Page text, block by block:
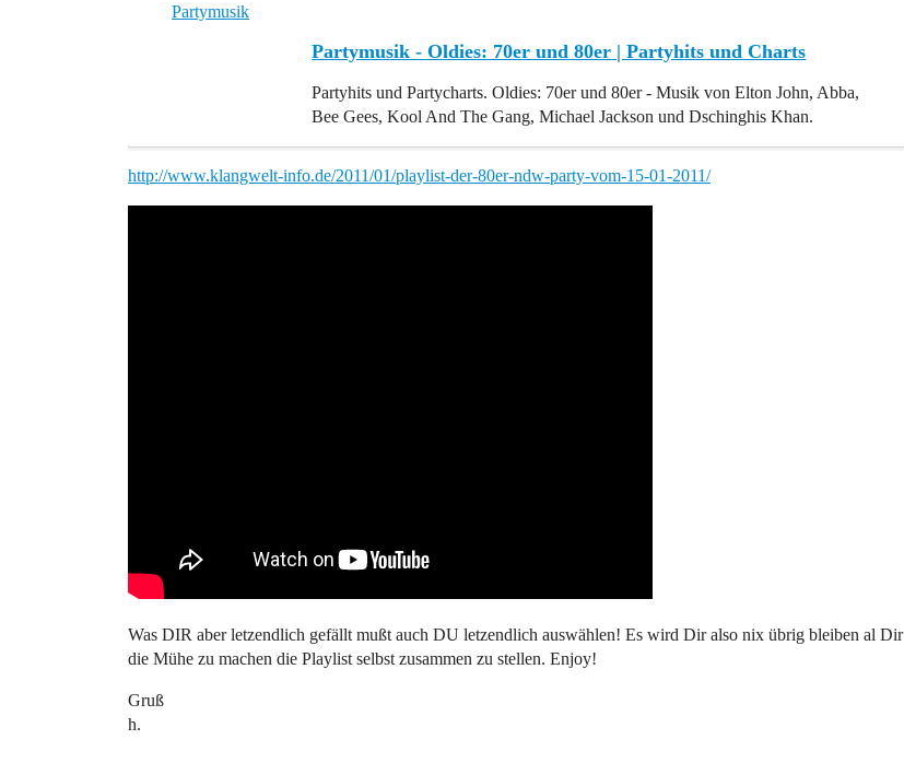
Partymusik
Partymusik - Oldies: 70er und 80er | Partyhits und Charts
Partyhits und Partycharts. Oldies: 70er und 80er - Musik von Elton John, Abba,
Bee Gees, Kool And The Gang, Michael Jackson und Dschinghis Khan.
http://www.klangwelt-info.de/2011/01/playlist-der-80er-ndw-party-vom-15-01-2011/
Was DIR aber letzendlich gefällt mußt auch DU letzendlich auswählen! Es wird Dir also nix übrig bleiben al Dir
die Mühe zu machen die Playlist selbst zusammen zu stellen. Enjoy!
Gruß
h.